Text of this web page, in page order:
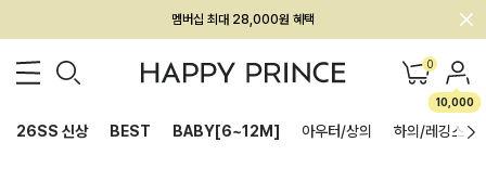
멤버십 최대 28,000원 혜택
0
10,000
26SS 신상 BEST BABY[6~12M] 아우터/상의 하의/레깅스